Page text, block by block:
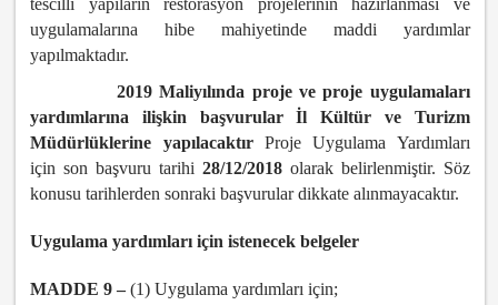
uygulamalarına hibe mahiyetinde maddi yardımlar
yapılmaktadır.
2019 Maliyılında proje ve proje uygulamaları
yardımlarına ilişkin başvurular İl Kültür ve Turizm
Müdürlüklerine yapılacaktırProje Uygulama Yardımları
için son başvuru tarihi 28/12/2018olarak belirlenmiştir. Söz
konusu tarihlerden sonraki başvurular dikkate alınmayacaktır.
Uygulama yardımları için istenecek belgeler
MADDE 9 –(1) Uygulama yardımları için;